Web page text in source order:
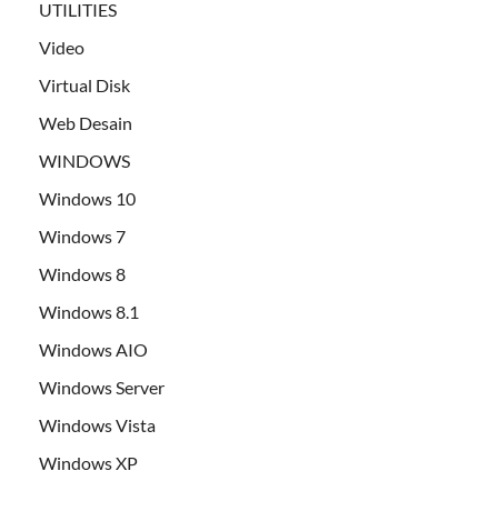
UTILITIES
Video
Virtual Disk
Web Desain
WINDOWS
Windows 10
Windows 7
Windows 8
Windows 8.1
Windows AIO
Windows Server
Windows Vista
Windows XP